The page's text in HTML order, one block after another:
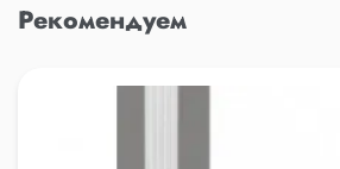
Рекомендуем